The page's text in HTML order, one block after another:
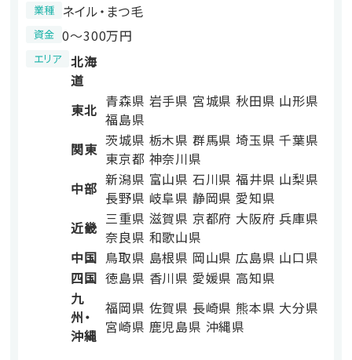
業種 ネイル・まつ毛
資金 0〜300万円
エリア
北海
道
東北 青森県 岩手県 宮城県 秋田県 山形県
福島県
関東 茨城県 栃木県 群馬県 埼玉県 千葉県
東京都 神奈川県
中部 新潟県 富山県 石川県 福井県 山梨県
長野県 岐阜県 静岡県 愛知県
近畿 三重県 滋賀県 京都府 大阪府 兵庫県
奈良県 和歌山県
中国 鳥取県 島根県 岡山県 広島県 山口県
四国 徳島県 香川県 愛媛県 高知県
九
州・
沖縄
福岡県 佐賀県 長崎県 熊本県 大分県
宮崎県 鹿児島県 沖縄県